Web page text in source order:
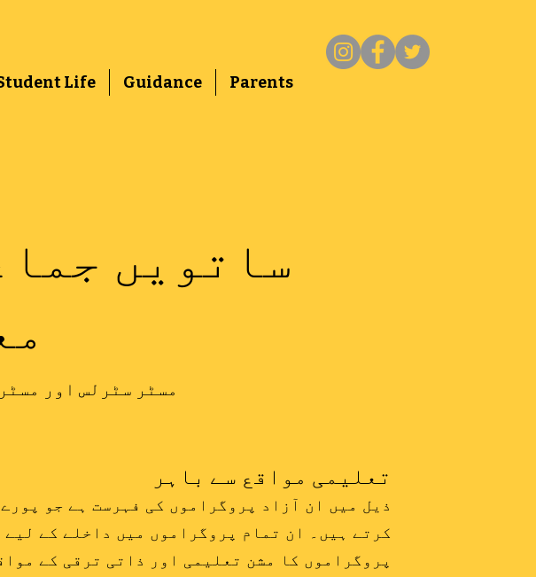
Life Guidance Parents
ساتویں
مسٹر سٹرلس اور مسٹر
تعلیمی مواقع سے باہر
کرتے ہیں۔ ان تمام پروگراموں میں داخلے کے
پروگراموں کا مشن تعلیمی اور ذاتی ترقی کے